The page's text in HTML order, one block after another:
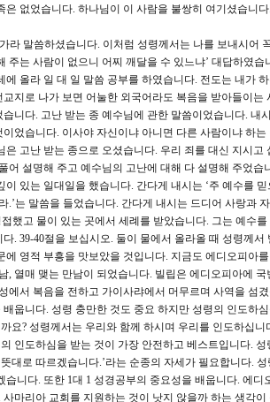
없었습니다. 하나님이 이 사람을 불쌍히 여기셨습니
라 말씀하셨습니다. 이처럼 성령께서는 나를 보내시어
주는 사람이 없으니 어찌 깨달을 수 있느냐’ 대답하였습
올라 일 대 일 말씀 공부를 하였습니다. 전도는 내가
지로 나가 보면 어눌한 외국어라도 복음을 받아들이는
니다. 고난 받는 종 예수님에 관한 말씀이었습니다. 내
었습니다. 이사야 자신이냐 아니면 다른 사람이냐 하
고난 받는 종으로 오셨습니다. 우리 죄를 대신 지시고
설명해 주고 예수님의 고난에 대해 다 설명해 주었습
있는 일대일을 했습니다. 간다게 내시는 ‘주 예수를 믿
는 말씀을 들었습니다. 간다게 내시는 드디어 사랑과
했고 물이 있는 곳에서 세례를 받았습니다. 그는 예수
. 39-40절을 보십시오. 둘이 물에서 올라올 때 성령께서
영적 부흥을 맛보았을 것입니다. 지금도 에디오피아
, 열매 맺는 만남이 되었습니다. 빌립은 에디오피아에
에서 복음을 전하고 가이사랴에서 머무르며 사역을 섬
웁니다. 성령 충만한 것도 중요 하지만 성령의 인도하
요? 성령께서는 우리와 함께 하시며 우리를 인도하십
인도하심을 받는 것이 가장 안전하고 베스트입니다. 성
대로 따르겠습니다.’라는 순종의 자세가 필요합니다.
니다. 또한 1대 1 성경공부의 중요성을 배웁니다. 에디
마리아 교회를 지원하는 것이 낫지 않을까 하는 생각